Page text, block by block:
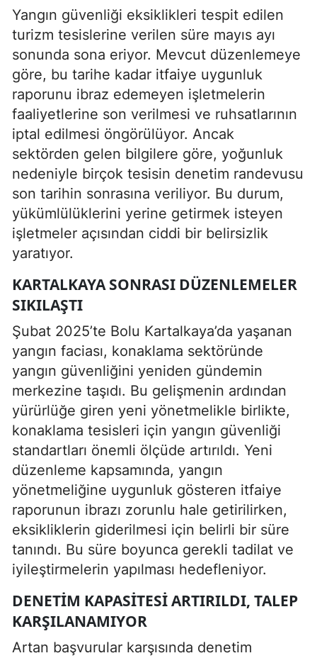
Yangın güvenliği eksiklikleri tespit edilen
turizm tesislerine verilen süre mayıs ayı
sonunda sona eriyor. Mevcut düzenlemeye
göre, bu tarihe kadar itfaiye uygunluk
raporunu ibraz edemeyen işletmelerin
faaliyetlerine son verilmesi ve ruhsatlarının
iptal edilmesi öngörülüyor. Ancak
sektörden gelen bilgilere göre, yoğunluk
nedeniyle birçok tesisin denetim randevusu
son tarihin sonrasına veriliyor. Bu durum,
yükümlülüklerini yerine getirmek isteyen
işletmeler açısından ciddi bir belirsizlik
yaratıyor.
KARTALKAYA SONRASI DÜZENLEMELER
SIKILAŞTI
Şubat 2025’te Bolu Kartalkaya’da yaşanan
yangın faciası, konaklama sektöründe
yangın güvenliğini yeniden gündemin
merkezine taşıdı. Bu gelişmenin ardından
yürürlüğe giren yeni yönetmelikle birlikte,
konaklama tesisleri için yangın güvenliği
standartları önemli ölçüde artırıldı. Yeni
düzenleme kapsamında, yangın
yönetmeliğine uygunluk gösteren itfaiye
raporunun ibrazı zorunlu hale getirilirken,
eksikliklerin giderilmesi için belirli bir süre
tanındı. Bu süre boyunca gerekli tadilat ve
iyileştirmelerin yapılması hedefleniyor.
DENETIM KAPASITESI ARTIRILDI, TALEP
KARŞILANAMIYOR
Artan başvurular karşısında denetim